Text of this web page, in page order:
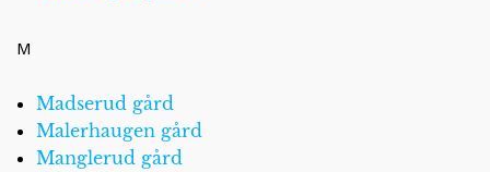
M
Madserud gård
Malerhaugen gård
Manglerud gård